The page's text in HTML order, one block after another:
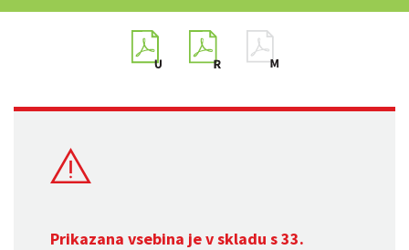
Prikazana vsebina je v skladu s 33.